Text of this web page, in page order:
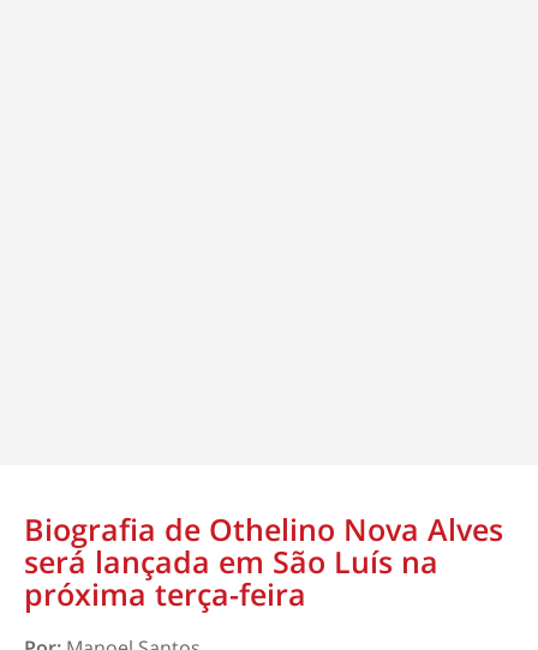
Biografia de Othelino Nova Alves
será lançada em São Luís na
próxima terça-feira